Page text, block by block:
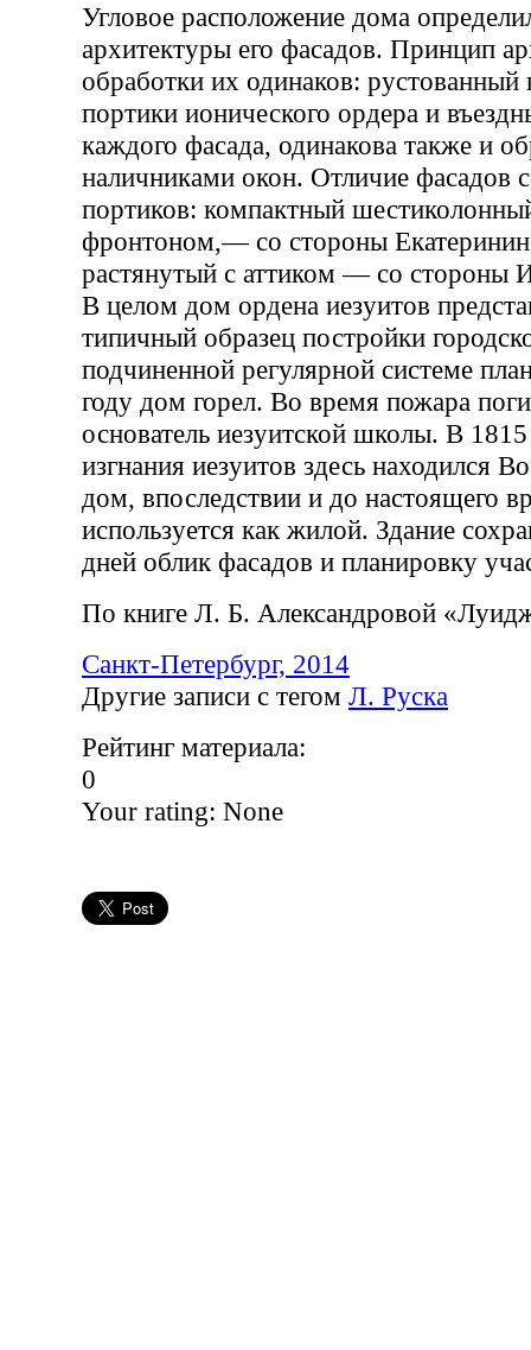
Угловое расположение дома
архитектуры его фасадов. Принцип
обработки их одинаков:
портики ионического ордера и
каждого фасада, одинакова также и
наличниками окон. Отличие фасадов
портиков: компактный
фронтоном,— со стороны
растянутый с аттиком — со стороны
В целом дом ордена иезуитов
типичный образец постройки
подчиненной регулярной системе
году дом горел. Во время пожара
основатель иезуитской школы. В
изгнания иезуитов здесь находился
дом, впоследствии и до настоящего
используется как жилой. Здание
дней облик фасадов и планировку
По книге Л. Б. Александровой
Санкт-Петербург, 2014
Другие записи с тегом Л. Руска
Рейтинг материала:
0
Your rating: None